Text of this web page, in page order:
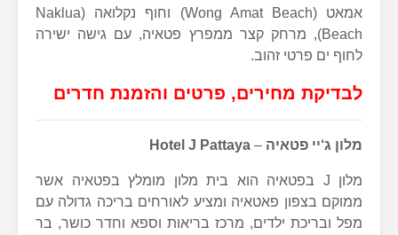
אמאט (Wong Amat Beach) וחוף נקלואה (Naklua
Beach), מרחק קצר ממפרץ פטאיה, עם גישה ישירה
לחוף ים פרטי זהוב.
לבדיקת מחירים, פרטים והזמנת חדרים
מלון ג‘יי פטאיה –
Hotel J Pattaya
מלון J בפטאיה הוא בית מלון מומלץ בפטאיה אשר
ממוקם בצפון פאטאיה ומציע לאורחים בריכה גדולה עם
מפל ובריכת ילדים, מרכז בריאות וספא וחדר כושר, בר